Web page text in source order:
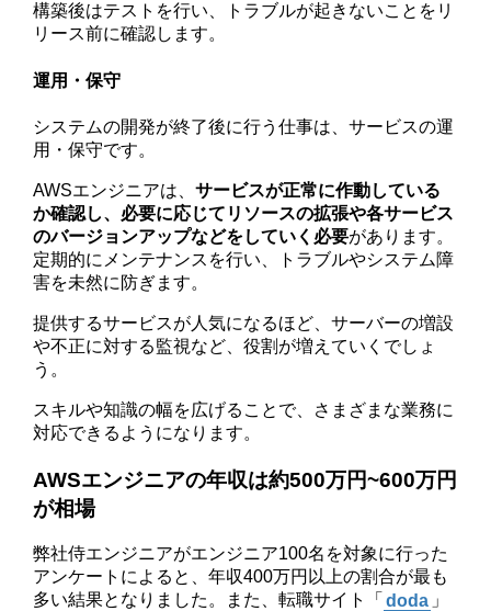
構築後はテストを行い、トラブルが起きないことをリ
リース前に確認します。
運用・保守
システムの開発が終了後に行う仕事は、サービスの運
用・保守です。
AWSエンジニアは、サービスが正常に作動している
か確認し、必要に応じてリソースの拡張や各サービス
のバージョンアップなどをしていく必要があります。
定期的にメンテナンスを行い、トラブルやシステム障
害を未然に防ぎます。
提供するサービスが人気になるほど、サーバーの増設
や不正に対する監視など、役割が増えていくでしょ
う。
スキルや知識の幅を広げることで、さまざまな業務に
対応できるようになります。
AWSエンジニアの年収は約500万円~600万円
が相場
弊社侍エンジニアがエンジニア100名を対象に行った
アンケートによると、年収400万円以上の割合が最も
多い結果となりました。また、転職サイト「 doda 」